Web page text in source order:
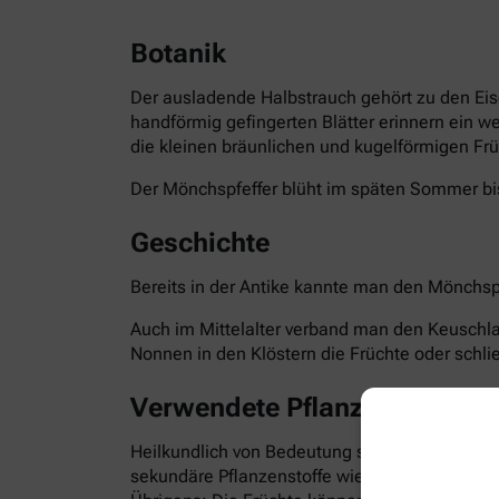
Botanik
Der ausladende Halbstrauch gehört zu den
handförmig gefingerten Blätter erinnern ein
die kleinen bräunlichen und kugelförmigen
Der Mönchspfeffer blüht im späten Sommer
Geschichte
Bereits in der Antike kannte man den
Auch im Mittelalter verband man den
Nonnen in den Klöstern die Früchte oder
Verwendete Pflanzenteile
Heilkundlich von Bedeutung sind die reifen
sekundäre Pflanzenstoffe wie Flavonoide,